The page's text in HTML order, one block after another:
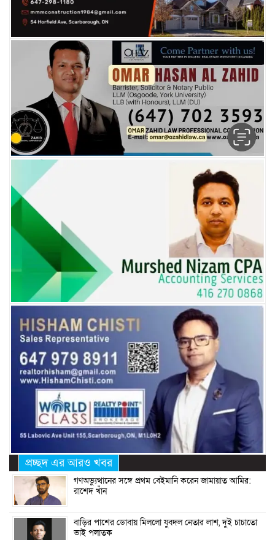
প্রচ্ছদ এর আরও খবর
গণঅভ্যুত্থানের সঙ্গে প্রথম বেইমানি করেন জামায়াত আমির:
রাশেদ খাঁন
বাড়ির পাশের ডোবায় মিললো যুবদল নেতার লাশ, দুই চাচাতো
ভাই পলাতক